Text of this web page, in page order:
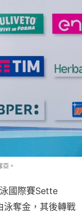
。
國際賽Sette
奪金，其後轉戰